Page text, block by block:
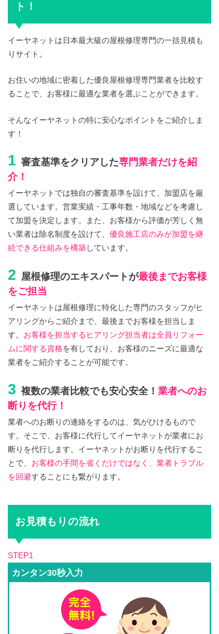
ト！
イーヤネットは日本最大級の屋根修理専門の一括見積も
りサイト。
お住いの地域に密着した優良屋根修理専門業者を比較す
ることで、お客様に最適な業者を選ぶことができます。
そんなイーヤネットの特に安心なポイントをご紹介しま
す！
1 審査基準をクリアした専門業者だけを紹
介！
イーヤネットでは独自の審査基準を設けて、加盟店を厳
選しています。営業実績・工事年数・地域などを考慮し
て加盟を決定します。また、お客様から評価が芳しく無
い業者は除名制度を設けて、優良施工店のみが加盟を継
続できる仕組みを構築しています。
2 屋根修理のエキスパートが最後までお客様
をご担当
イーヤネットは屋根修理に特化した専門のスタッフがヒ
アリングからご紹介まで、最後までお客様を担当しま
す。 お客様を担当するヒアリング担当者は全員リフォー
ムに関する資格を有しており、お客様のニーズに最適な
業者をご紹介することが可能です。
3 複数の業者比較でも安心安全！業者へのお
断りを代行！
業者へのお断りの連絡をするのは、気がひけるもので
す。そこで、お客様に代行してイーヤネットが業者にお
断りを代行します。イーヤネットがお断りを代行するこ
とで、 お客様の手間を省くだけではなく、業者トラブル
を回避することにも繋がります。
お見積もりの流れ
STEP1
カンタン30秒入力